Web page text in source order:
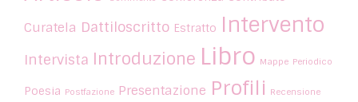
Curatela Dattiloscritto Estratto Intervento
Intervista Introduzione Libro Mappe Periodico
Poesia Postfazione Presentazione Profili Recensione